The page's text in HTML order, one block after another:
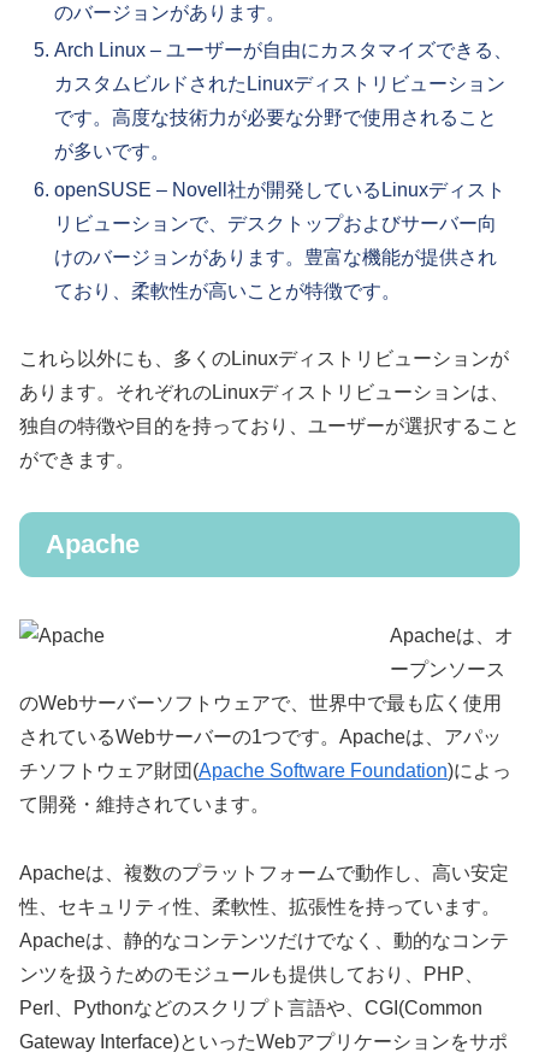
のバージョンがあります。
Arch Linux – ユーザーが自由にカスタマイズできる、
カスタムビルドされたLinuxディストリビューション
です。高度な技術力が必要な分野で使用されること
が多いです。
openSUSE – Novell社が開発しているLinuxディスト
リビューションで、デスクトップおよびサーバー向
けのバージョンがあります。豊富な機能が提供され
ており、柔軟性が高いことが特徴です。
これら以外にも、多くのLinuxディストリビューションが
あります。それぞれのLinuxディストリビューションは、
独自の特徴や目的を持っており、ユーザーが選択すること
ができます。
Apache
Apacheは、オ
ープンソース
のWebサーバーソフトウェアで、世界中で最も広く使用
されているWebサーバーの1つです。Apacheは、アパッ
チソフトウェア財団(Apache Software Foundation)によっ
て開発・維持されています。
Apacheは、複数のプラットフォームで動作し、高い安定
性、セキュリティ性、柔軟性、拡張性を持っています。
Apacheは、静的なコンテンツだけでなく、動的なコンテ
ンツを扱うためのモジュールも提供しており、PHP、
Perl、Pythonなどのスクリプト言語や、CGI(Common
Gateway Interface)といったWebアプリケーションをサポ